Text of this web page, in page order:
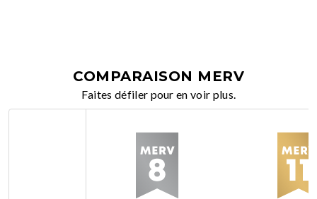
COMPARAISON MERV
Faites défiler pour en voir plus.